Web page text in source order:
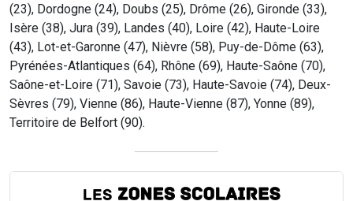
(23), Dordogne (24), Doubs (25), Drôme (26), Gironde (33),
Isère (38), Jura (39), Landes (40), Loire (42), Haute-Loire
(43), Lot-et-Garonne (47), Nièvre (58), Puy-de-Dôme (63),
Pyrénées-Atlantiques (64), Rhône (69), Haute-Saône (70),
Saône-et-Loire (71), Savoie (73), Haute-Savoie (74), Deux-
Sèvres (79), Vienne (86), Haute-Vienne (87), Yonne (89),
Territoire de Belfort (90).